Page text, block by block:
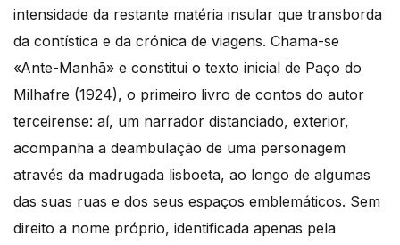
intensidade da restante matéria insular que transborda
da contística e da crónica de viagens. Chama-se
«Ante-Manhã» e constitui o texto inicial de Paço do
Milhafre (1924), o primeiro livro de contos do autor
terceirense: aí, um narrador distanciado, exterior,
acompanha a deambulação de uma personagem
através da madrugada lisboeta, ao longo de algumas
das suas ruas e dos seus espaços emblemáticos. Sem
direito a nome próprio, identificada apenas pela